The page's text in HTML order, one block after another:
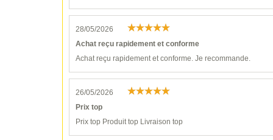
28/05/2026
Achat reçu rapidement et conforme
Achat reçu rapidement et conforme. Je recommande.
26/05/2026
Prix top
Prix top Produit top Livraison top